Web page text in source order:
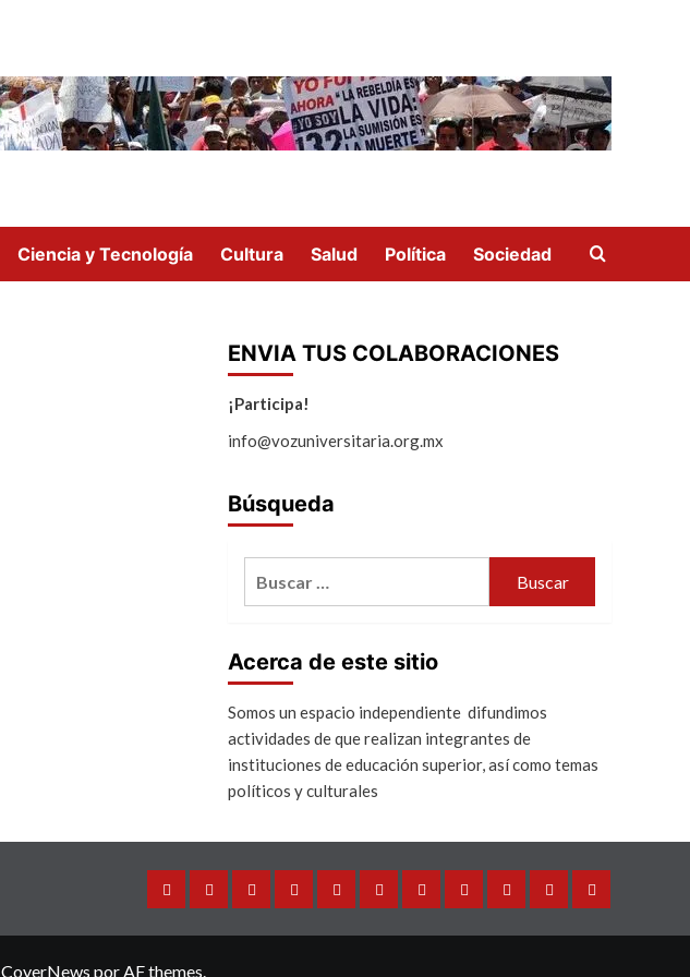
Ciencia y Tecnología Cultura Salud Política Sociedad
ENVIA TUS COLABORACIONES
¡Participa!
info@vozuniversitaria.org.mx
Búsqueda
Acerca de este sitio
Somos un espacio independiente difundimos
actividades de que realizan integrantes de
instituciones de educación superior, así como temas
políticos y culturales
Inicio
DirectorInternacional
MéxicoAnálisisUniversidades
CienciaCulturaSalud PolíticaSociedad
CoverNews por AF themes.